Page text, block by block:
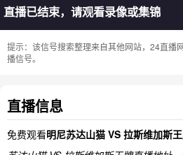
直播已结束，请观看录像或集锦
提示：该信号搜索整理来自其他网站，24直播
播信号。
直播信息
免费观看明尼苏达山猫 VS 拉斯维加斯